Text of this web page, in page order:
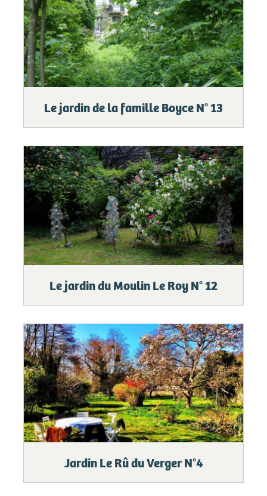
Le jardin de la famille Boyce N° 13
Le jardin du Moulin Le Roy N° 12
Jardin Le Rû du Verger N°4